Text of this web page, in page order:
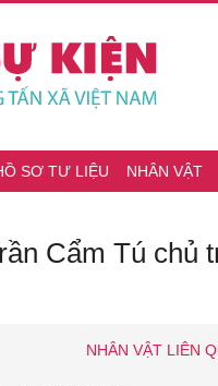
SƠ TƯ LIỆU NHÂN VẬT
Cẩm Tú chủ
NHÂN VẬT LIÊN